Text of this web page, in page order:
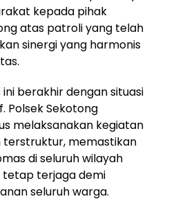
kepada pihak
atas patroli yang telah
sinergi yang harmonis
berakhir dengan situasi
Polsek Sekotong
melaksanakan kegiatan
terstruktur, memastikan
di seluruh wilayah
tetap terjaga demi
seluruh warga.